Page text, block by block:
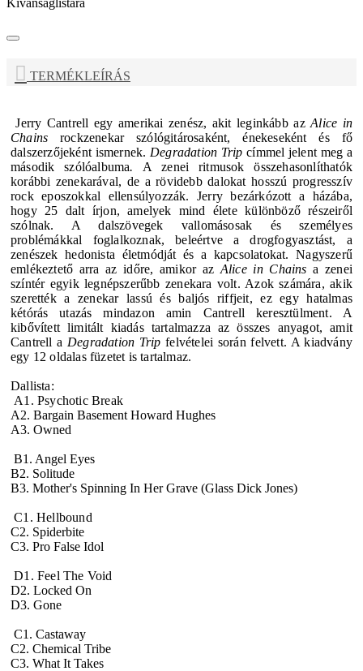
Kívánságlistára
TERMÉKLEÍRÁS
Jerry Cantrell egy amerikai zenész, akit leginkább azAlice in
Chains rockzenekar szólógitárosaként, énekeseként és fő
dalszerzőjeként ismernek. Degradation Trip címmel jelent meg a
második szólóalbuma. A zenei ritmusok összehasonlíthatók
korábbi zenekarával, de a rövidebb dalokat hosszú progresszív
rock eposzokkal ellensúlyozzák. Jerry bezárkózott a házába,
hogy 25 dalt írjon, amelyek mind élete különböző részeiről
szólnak. A dalszövegek vallomásosak és személyes
problémákkal foglalkoznak, beleértve a drogfogyasztást, a
zenészek hedonista életmódját és a kapcsolatokat. Nagyszerű
emlékeztető arra az időre, amikor az Alice in Chains a zenei
színtér egyik legnépszerűbb zenekara volt. Azok számára, akik
szerették a zenekar lassú és baljós riffjeit, ez egy hatalmas
kétórás utazás mindazon amin Cantrellkeresztülment. A
kibővített limitált kiadás tartalmazza az összes anyagot, amit
Cantrell a Degradation Trip felvételei során felvett. A kiadvány
egy 12 oldalas füzetet is tartalmaz.
Dallista:
A1. Psychotic Break
A2. Bargain Basement Howard Hughes
A3. Owned
B1. Angel Eyes
B2. Solitude
B3. Mother's Spinning In Her Grave (Glass Dick Jones)
C1. Hellbound
C2. Spiderbite
C3. Pro False Idol
D1. Feel The Void
D2. Locked On
D3. Gone
C1. Castaway
C2. Chemical Tribe
C3. What It Takes